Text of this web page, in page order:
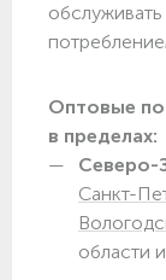
Оптовые
в пределах:
Северо-
Санкт-
области и